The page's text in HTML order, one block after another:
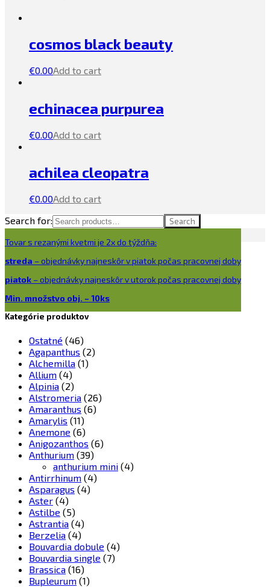
cosmos black beauty
€0.00Add to cart
echinacea purpurea
€0.00Add to cart
achilea cleopatra
€0.00Add to cart
Search for:
Search
Tovar s rezanými kvetmi je 2x do týždňa:
streda – objednávky najneskôr v piatok počas pracovnej doby
piatok – objednávky najneskôr v utorok počas pracovnej doby
Min. množstvo obj. – 10ks
Kategórie produktov
Ostatné (46)
Agapanthus (2)
Alchemilla (1)
Allium (4)
Alpinia (2)
Alstromeria (26)
Amaranthus (6)
Amarylis (11)
Anemone (6)
Anigozanthos (6)
Anthurium (39)
anthurium mini (4)
Antirrhinum (4)
Asparagus (4)
Aster (4)
Astilbe (5)
Astrantia (4)
Berzelia (4)
Bouvardia dobule (4)
Bouvardia single (7)
Brassica (16)
Bupleurum (1)